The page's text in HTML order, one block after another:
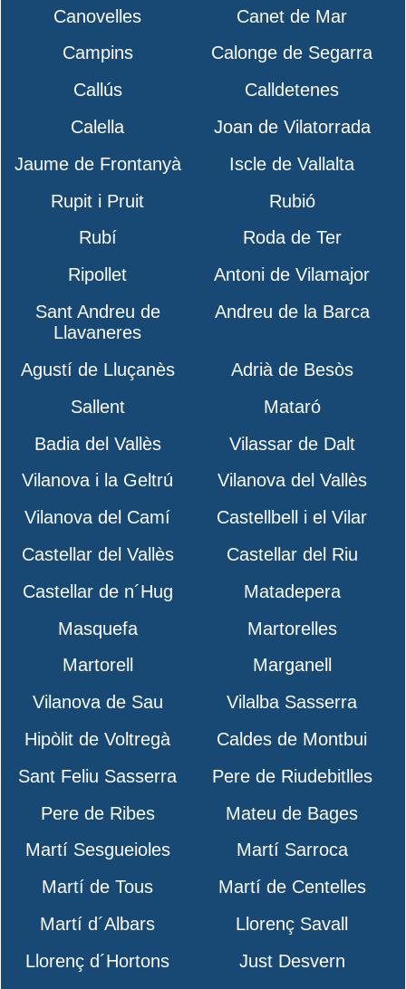
Canovelles
Canet de Mar
Campins
Calonge de Segarra
Callús
Calldetenes
Calella
Joan de Vilatorrada
Jaume de Frontanyà
Iscle de Vallalta
Rupit i Pruit
Rubió
Rubí
Roda de Ter
Ripollet
Antoni de Vilamajor
Sant Andreu de
Llavaneres
Andreu de la Barca
Agustí de Lluçanès
Adrià de Besòs
Sallent
Mataró
Badia del Vallès
Vilassar de Dalt
Vilanova i la Geltrú
Vilanova del Vallès
Vilanova del Camí
Castellbell i el Vilar
Castellar del Vallès
Castellar del Riu
Castellar de n´Hug
Matadepera
Masquefa
Martorelles
Martorell
Marganell
Vilanova de Sau
Vilalba Sasserra
Hipòlit de Voltregà
Caldes de Montbui
Sant Feliu Sasserra
Pere de Riudebitlles
Pere de Ribes
Mateu de Bages
Martí Sesgueioles
Martí Sarroca
Martí de Tous
Martí de Centelles
Martí d´Albars
Llorenç Savall
Llorenç d´Hortons
Just Desvern